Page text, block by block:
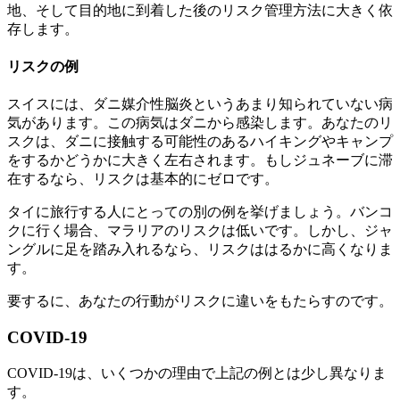
地、そして目的地に到着した後のリスク管理方法に大きく依
存します。
リスクの例
スイスには、ダニ媒介性脳炎というあまり知られていない病
気があります。この病気はダニから感染します。あなたのリ
スクは、ダニに接触する可能性のあるハイキングやキャンプ
をするかどうかに大きく左右されます。もしジュネーブに滞
在するなら、リスクは基本的にゼロです。
タイに旅行する人にとっての別の例を挙げましょう。バンコ
クに行く場合、マラリアのリスクは低いです。しかし、ジャ
ングルに足を踏み入れるなら、リスクははるかに高くなりま
す。
要するに、あなたの行動がリスクに違いをもたらすのです。
COVID-19
COVID-19は、いくつかの理由で上記の例とは少し異なりま
す。